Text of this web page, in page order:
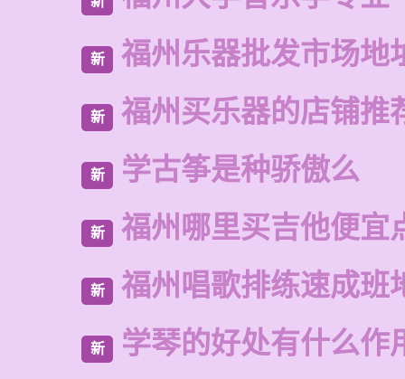
新 福州乐器批发市场地
新 福州买乐器的店铺推
新 学古筝是种骄傲么
新 福州哪里买吉他便宜
新 福州唱歌排练速成班
新 学琴的好处有什么作